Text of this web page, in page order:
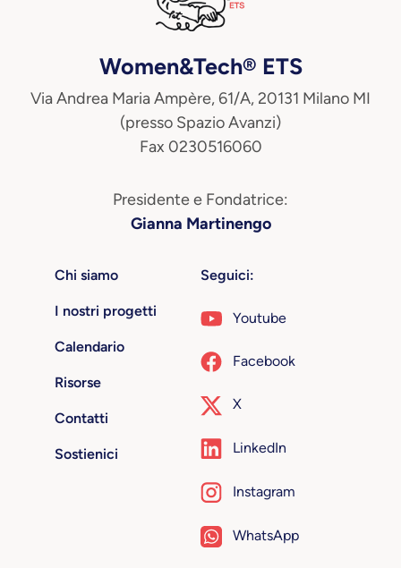
Women&Tech® ETS
Via Andrea Maria Ampère, 61/A, 20131 Milano MI
(presso Spazio Avanzi)
Fax 0230516060
Presidente e Fondatrice:
Gianna Martinengo
Chi siamo
I nostri progetti
Calendario
Risorse
Contatti
Sostienici
Seguici:
Youtube
Facebook
X
LinkedIn
Instagram
WhatsApp